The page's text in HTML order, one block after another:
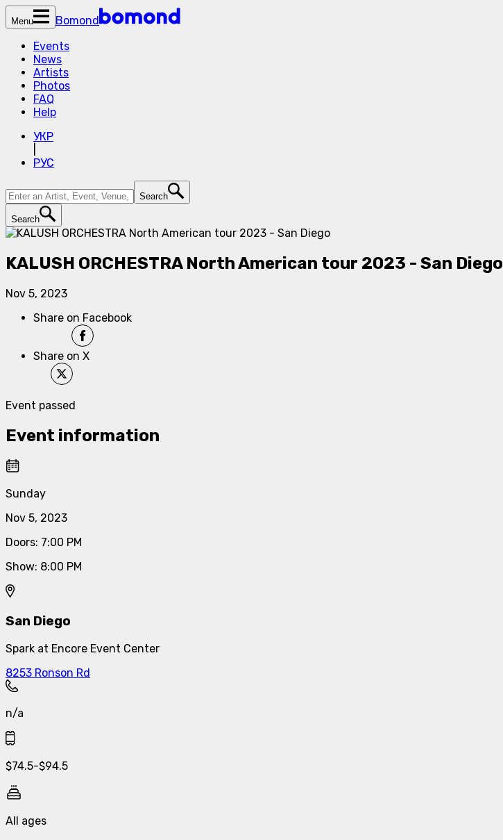
Menu
Bomond
Events
News
Artists
Photos
FAQ
Help
УКР
РУС
Search
Search
KALUSH ORCHESTRA North American tour 2023 - San Diego
Nov 5, 2023
Share on Facebook
Share on X
Event passed
Event information
Sunday
Nov 5, 2023
Doors: 7:00 PM
Show: 8:00 PM
San Diego
Spark at Encore Event Center
8253 Ronson Rd
n/a
$74.5-$94.5
All ages